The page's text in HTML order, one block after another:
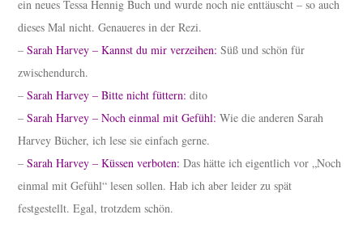
ein neues Tessa Hennig Buch und wurde noch nie enttäuscht – so auch
dieses Mal nicht. Genaueres in der Rezi.
–Sarah Harvey – Kannst du mir verzeihen: Süß und schön für
zwischendurch.
–Sarah Harvey – Bitte nicht füttern: dito
–Sarah Harvey – Noch einmal mit Gefühl: Wie die anderen Sarah
Harvey Bücher, ich lese sie einfach gerne.
–Sarah Harvey – Küssen verboten:Das hätte ich eigentlich vor „Noch
einmal mit Gefühl“ lesen sollen. Hab ich aber leider zu spät
festgestellt. Egal, trotzdem schön.